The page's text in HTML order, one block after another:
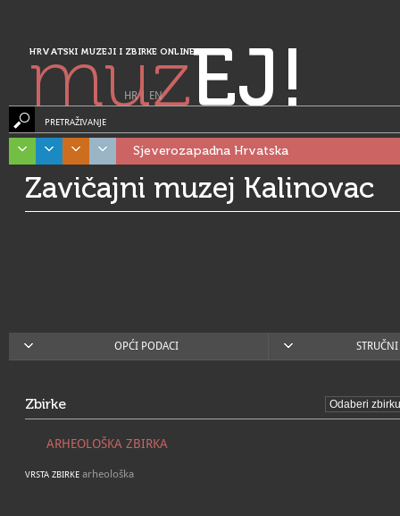
HRVATSKI MUZEJI I ZBIRKE ONLINE
muzEJ!
HR| EN
PRETRAŽIVANJE
Sjeverozapadna Hrvatska
Zavičajni muzej Kalinovac
OPĆI PODACI
Zbirke
ARHEOLOŠKA ZBIRKA
VRSTA ZBIRKE arheološka